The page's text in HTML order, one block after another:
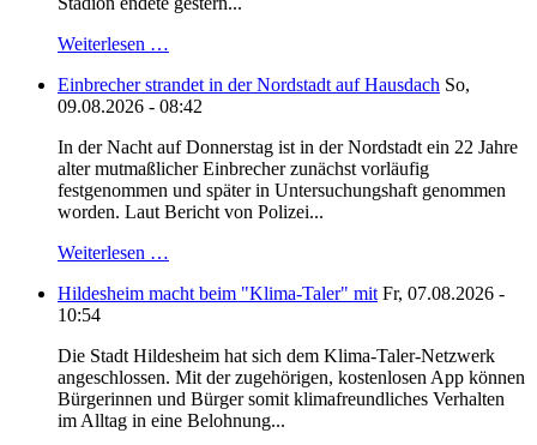
Weiterlesen …
Einbrecher strandet in der Nordstadt auf Hausdach So,
09.08.2026 - 08:42
In der Nacht auf Donnerstag ist in der Nordstadt ein 22 Jahre
alter mutmaßlicher Einbrecher zunächst vorläufig
festgenommen und später in Untersuchungshaft genommen
worden. Laut Bericht von Polizei...
Weiterlesen …
Hildesheim macht beim "Klima-Taler" mit Fr, 07.08.2026 -
10:54
Die Stadt Hildesheim hat sich dem Klima-Taler-Netzwerk
angeschlossen. Mit der zugehörigen, kostenlosen App können
Bürgerinnen und Bürger somit klimafreundliches Verhalten
im Alltag in eine Belohnung...